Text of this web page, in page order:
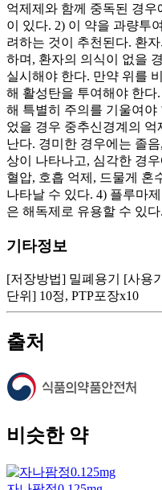
억제제와 함께 중독된 경
이 있다. 2) 이 약을 과량투
려하는 것이 추천된다. 환
하며, 환자의 의식이 없을
실시해야 한다. 만약 위를
해 활성탄을 투여해야 한다
해 특별히 주의를 기울여야
었을 경우 중추신경계의
난다. 경미한 경우에는 졸
상이 나타나고, 심각한 경
혈압, 호흡 억제, 드물게 혼
나타날 수 있다. 4) 플루마
은 해독제로 유용할 수 있다.
기타정보
[저장방법] 밀폐용기 [사용
단위] 10정, PTP포장x10
출처
비슷한 약